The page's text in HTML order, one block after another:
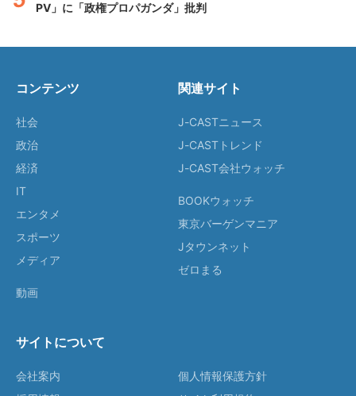
PV」に「政権プロパガンダ」批判
コンテンツ
社会
政治
経済
IT
エンタメ
スポーツ
メディア
動画
関連サイト
J-CASTニュース
J-CASTトレンド
J-CAST会社ウォッチ
BOOKウォッチ
東京バーゲンマニア
Jタウンネット
ゼロまる
サイトについて
会社案内
個人情報保護方針